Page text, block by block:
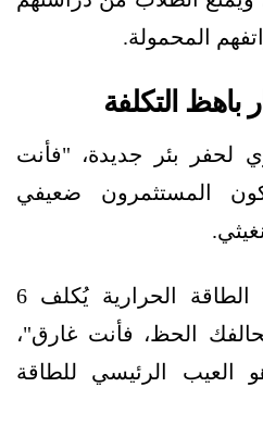
المحمولة.
باهظ التكلفة
لحفر بئر جديدة، "فأنت
المستثمرون ضعيفي
وتابع: "حفر بئر لتوليد الطاقة الحرارية يُكلف 6
الحظ، فأنت غارق"،
العيب الرئيسي للطاقة